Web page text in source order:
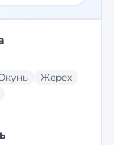
Жерех